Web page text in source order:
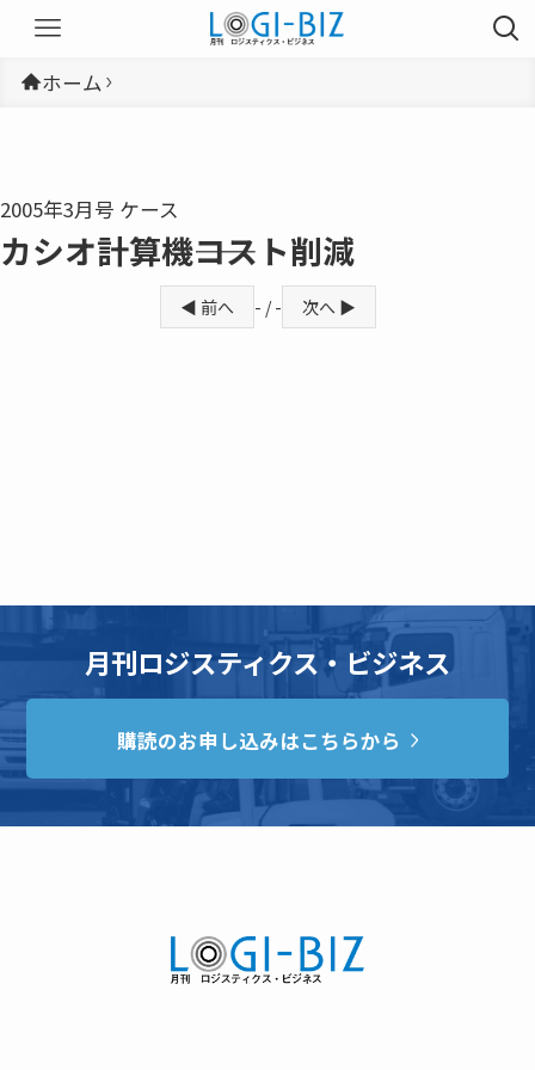
ホーム
2005年3月号 ケース
カシオ計算機――コスト削減
◀ 前へ - / - 次へ ▶
月刊ロジスティクス・ビジネス
購読のお申し込みはこちらから